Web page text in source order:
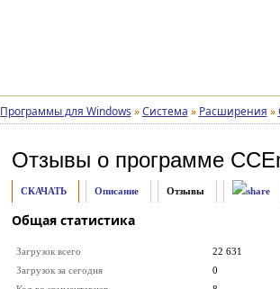
Программы для Windows » Система » Расширения »
Отзывы о программе
СКАЧАТЬ Описание Отзывы
Общая статистика
Загрузок всего
22 631
Загрузок за сегодня
0